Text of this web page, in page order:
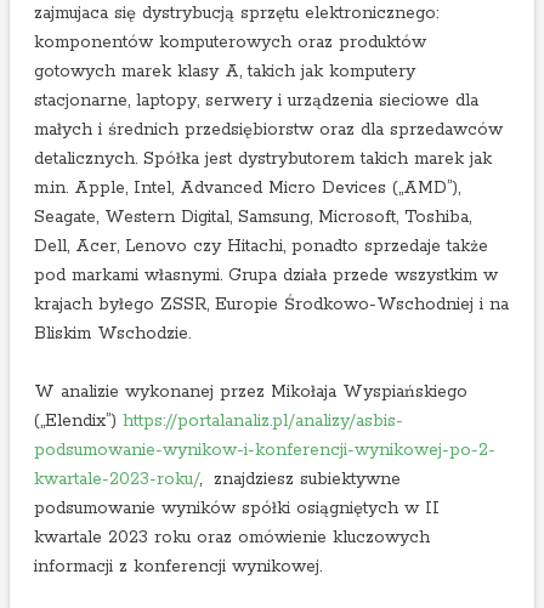
y
n
i
k
a
c
h
2
k
w
a
r
a
ł
u
2
0
2
3
zajmujaca się dystrybucją sprzętu elektronicznego:
komponentów komputerowych oraz produktów
gotowych marek klasy A, takich jak komputery
stacjonarne, laptopy, serwery i urządzenia sieciowe dla
małych i średnich przedsiębiorstw oraz dla sprzedawców
detalicznych. Spółka jest dystrybutorem takich marek jak
m.in. Apple, Intel, Advanced Micro Devices („AMD”),
Seagate, Western Digital, Samsung, Microsoft, Toshiba,
Dell, Acer, Lenovo czy Hitachi, ponadto sprzedaje także
pod markami własnymi. Grupa działa przede wszystkim w
krajach byłego ZSSR, Europie Środkowo-Wschodniej i na
Bliskim Wschodzie.
W analizie wykonanej przez Mikołaja Wyspiańskiego
(„Elendix”) https://portalanaliz.pl/analizy/asbis-
podsumowanie-wynikow-i-konferencji-wynikowej-po-2-
kwartale-2023-roku/, znajdziesz subiektywne
podsumowanie wyników spółki osiągniętych w II
kwartale 2023 roku oraz omówienie kluczowych
informacji z konferencji wynikowej.